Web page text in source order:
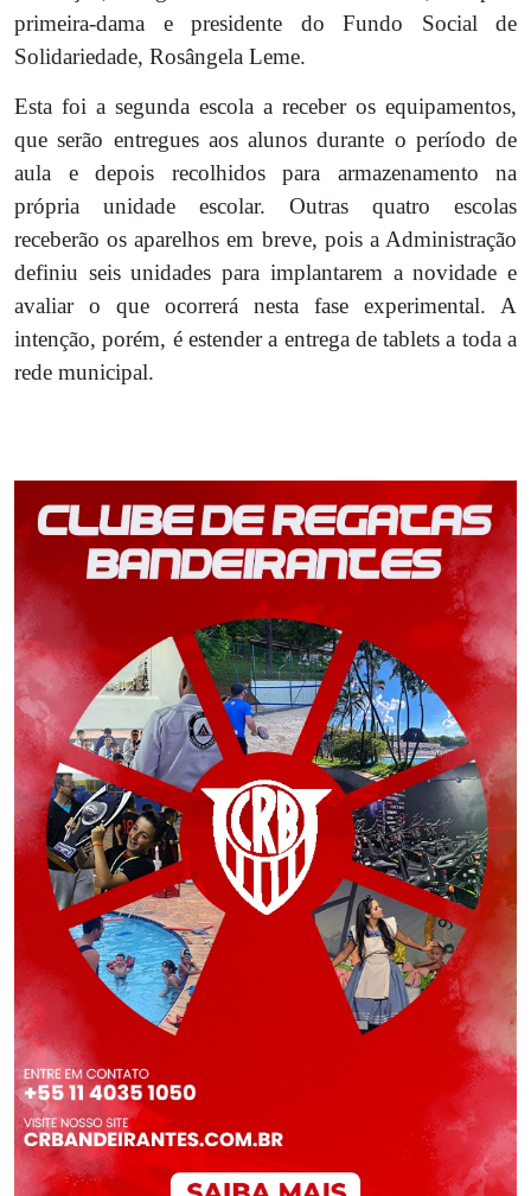
primeira-dama e presidente do Fundo Social de
Solidariedade, Rosângela Leme.
Esta foi a segunda escola a receber os equipamentos,
que serão entregues aos alunos durante o período de
aula e depois recolhidos para armazenamento na
própria unidade escolar. Outras quatro escolas
receberão os aparelhos em breve, pois a Administração
definiu seis unidades para implantarem a novidade e
avaliar o que ocorrerá nesta fase experimental. A
intenção, porém, é estender a entrega de tablets a toda a
rede municipal.